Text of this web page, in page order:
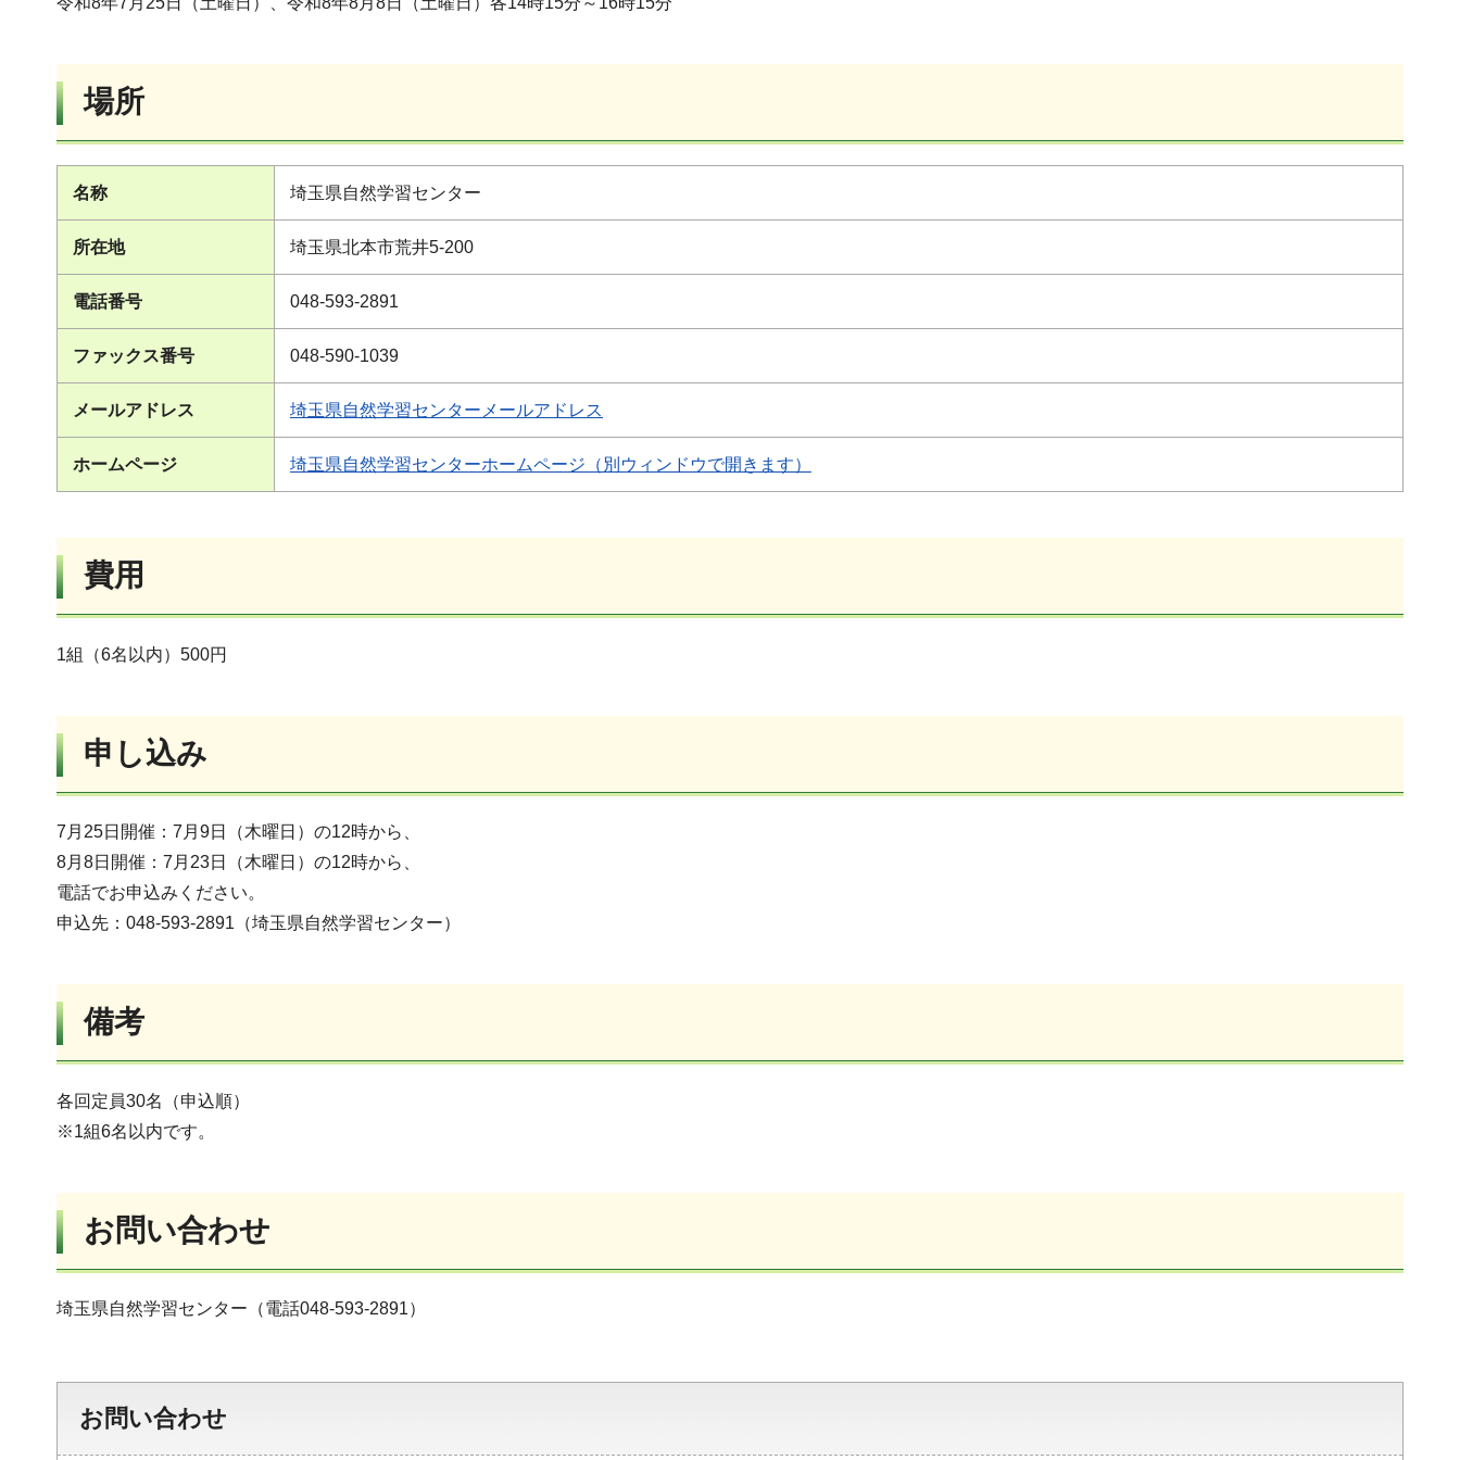
場所
名称 埼玉県自然学習センター
所在地 埼玉県北本市荒井5-200
電話番号 048-593-2891
ファックス番号 048-590-1039
メールアドレス 埼玉県自然学習センターメールアドレス
ホームページ 埼玉県自然学習センターホームページ（別ウィンドウで開きます）
費用
1組（6名以内）500円
申し込み
7月25日開催：7月9日（木曜日）の12時から、
8月8日開催：7月23日（木曜日）の12時から、
電話でお申込みください。
申込先：048-593-2891（埼玉県自然学習センター）
備考
各回定員30名（申込順）
※1組6名以内です。
お問い合わせ
埼玉県自然学習センター（電話048-593-2891）
お問い合わせ